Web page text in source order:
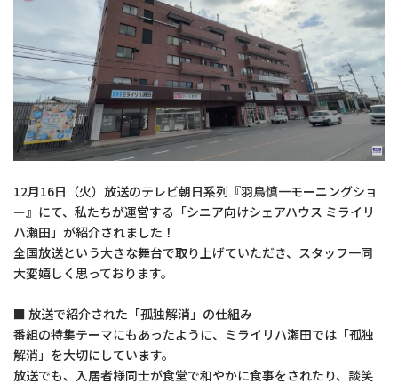
12月16日（火）放送のテレビ朝日系列『羽鳥慎一モーニングショ
ー』にて、私たちが運営する「シニア向けシェアハウス ミライリ
ハ瀬田」が紹介されました！
全国放送という大きな舞台で取り上げていただき、スタッフ一同
大変嬉しく思っております。
■ 放送で紹介された「孤独解消」の仕組み
番組の特集テーマにもあったように、ミライリハ瀬田では「孤独
解消」を大切にしています。
放送でも、入居者様同士が食堂で和やかに食事をされたり、談笑